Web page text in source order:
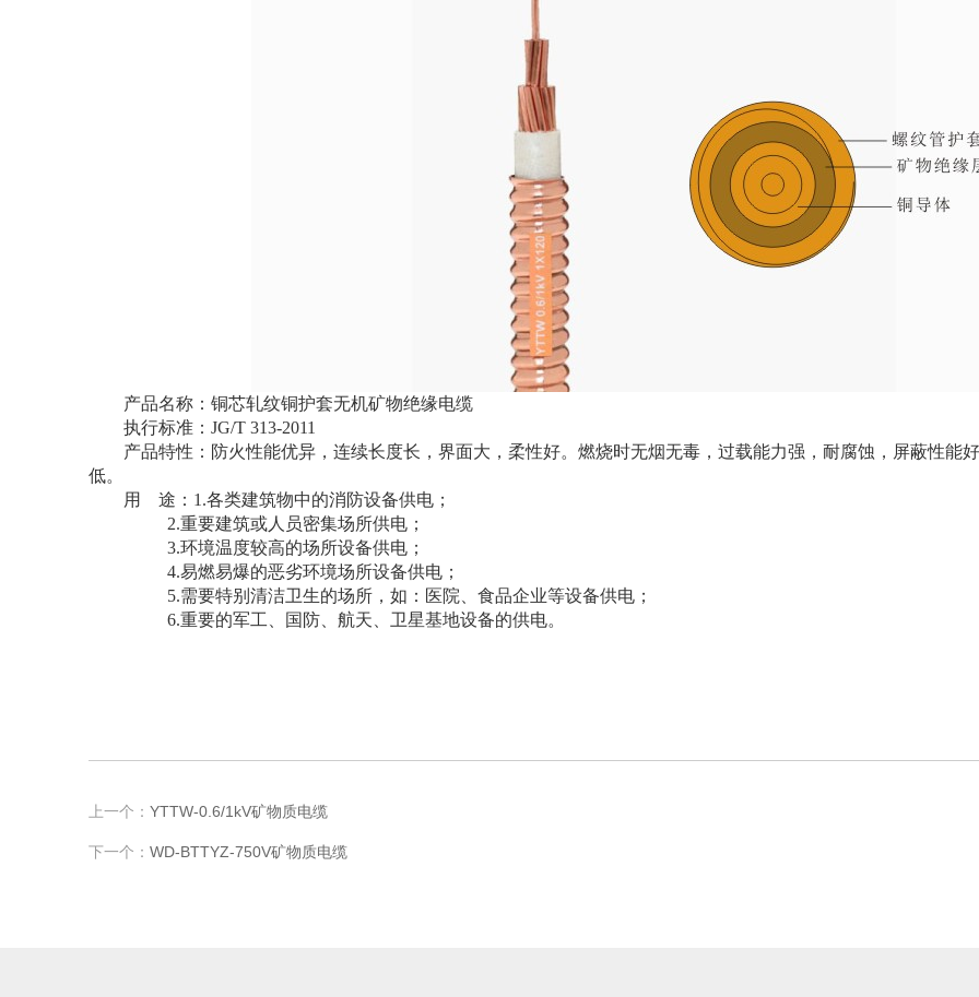
产品名称：铜芯轧纹铜护套无机矿物绝缘电缆
执行标准： JG/T 313-2011
产品特性：防火性能优异，连续长度长，界面大，柔性好。燃烧时无烟无毒，过载能力强，耐腐蚀，屏蔽性能
低。
用 途： 1.各类建筑物中的消防设备供电；
2.重要建筑或人员密集场所供电；
3.环境温度较高的场所设备供电；
4.易燃易爆的恶劣环境场所设备供电；
5.需要特别清洁卫生的场所，如：医院、食品企业等设备供电；
6.重要的军工、国防、航天、卫星基地设备的供电。
上一个： YTTW-0.6/1kV矿物质电缆
下一个： WD-BTTYZ-750V矿物质电缆